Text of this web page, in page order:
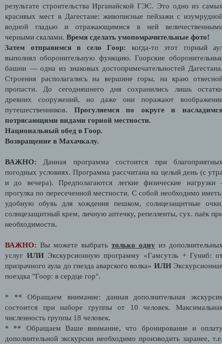
результате строительства Ирганайской ГЭС. Это одно из
красивых мест в Дагестане: живописные пейзажи с
водной гладью и отражающимися в ней
черными скалами. Время сделать умопомрачительные фото!
Затем отправимся в село Гоор: когда-то этот горный
выполнял оборонительную функцию. Гоорские
башни — одна из знаковых достопримечательностей
Строения располагались на вершине горы, на краю
пропасти. До сегодняшнего дня сохранились лишь
древних сооружений, но даже они поражают
путешественников. Прогуляемся по округе и
потрясающими видами горной местности.
Национальный обед в Гоор.
Возвращение в Махачкалу.
ВАЖНО: Данная программа состоится при
погодных условиях. Программа рассчитана на целый день (с
и до вечера). Предполагаются легкие физические нагрузки
прогулка по пересеченной местности. С собой необходимо
удобную обувь для хождения пешком, солнцезащитные
солнцезащитный крем, личную аптечку, репелленты, сух. паёк
необходимости.
ВАЖНО: Вы можете выбрать только одну из
услуг ИЛИЭкскурсионную программу «Гамсутль + Гуниб:
призрачного аула до гнезда аварского волка» ИЛИ
поездка "Гоор: в сердце гор".
* ** Обращаем внимание: данная дополнительная
состоится при наборе группы от 10 человек.
численность группы 18 человек.
* ** Обращаем Ваше внимание, что бронирование и
дополнительной экскурсии необходимо производить заранее,